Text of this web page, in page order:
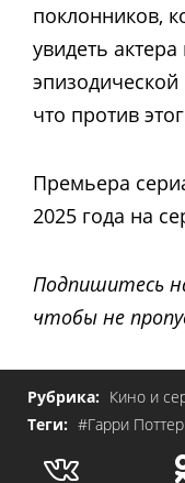
поклонников,
увидеть
эпизодической
что против
Премьера
2025 года на
Подпишитесь
чтобы не
Рубрика: Кино и
Теги: #Гарри Поттер